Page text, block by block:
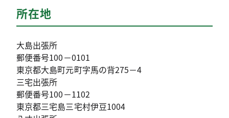
所在地
大島出張所
郵便番号100－0101
東京都大島町元町字馬の背275－4
三宅出張所
郵便番号100－1102
東京都三宅島三宅村伊豆1004